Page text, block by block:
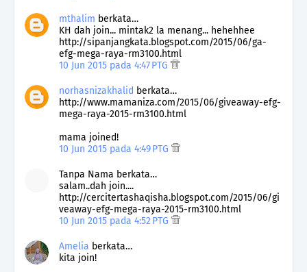
mthalim berkata…
KH dah join... mintak2 la menang... hehehhee
http://sipanjangkata.blogspot.com/2015/06/ga-
efg-mega-raya-rm3100.html
10 Jun 2015 pada 4:47 PTG
norhasnizakhalid berkata…
http://www.mamaniza.com/2015/06/giveaway-efg-
mega-raya-2015-rm3100.html
mama joined!
10 Jun 2015 pada 4:49 PTG
Tanpa Nama berkata…
salam..dah join....
http://cercitertashaqisha.blogspot.com/2015/06/gi
veaway-efg-mega-raya-2015-rm3100.html
10 Jun 2015 pada 4:52 PTG
Amelia berkata…
kita join!